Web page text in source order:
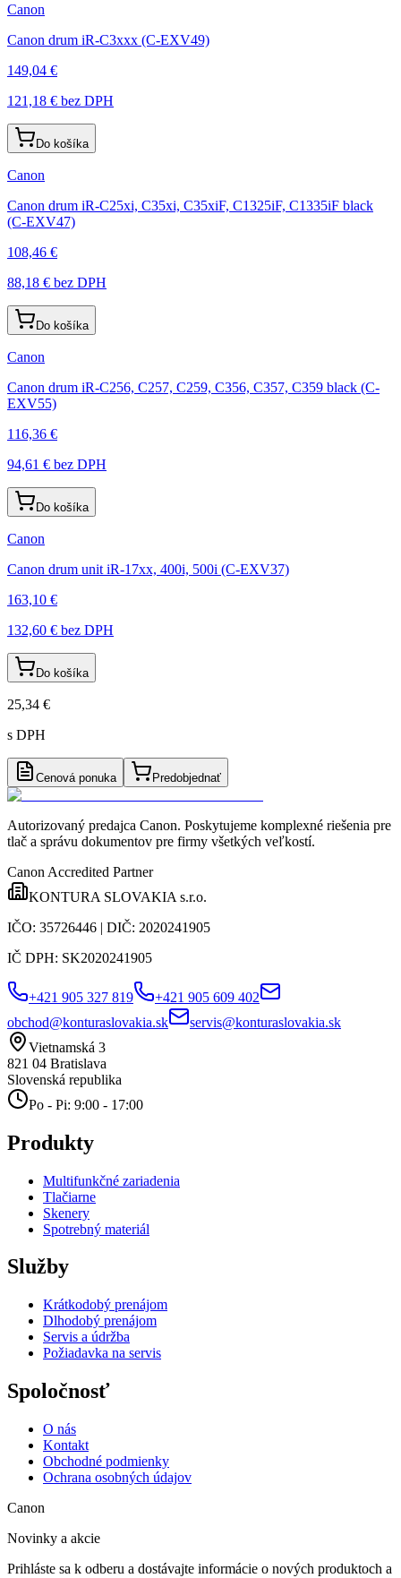
Canon
Canon drum iR-C3xxx (C-EXV49)
149,04 €
121,18 € bez DPH
Do košíka
Canon
Canon drum iR-C25xi, C35xi, C35xiF, C1325iF, C1335iF black
(C-EXV47)
108,46 €
88,18 € bez DPH
Do košíka
Canon
Canon drum iR-C256, C257, C259, C356, C357, C359 black (C-
EXV55)
116,36 €
94,61 € bez DPH
Do košíka
Canon
Canon drum unit iR-17xx, 400i, 500i (C-EXV37)
163,10 €
132,60 € bez DPH
Do košíka
25,34 €
s DPH
Cenová ponuka Predobjednať
Autorizovaný predajca Canon. Poskytujeme komplexné riešenia pre
tlač a správu dokumentov pre firmy všetkých veľkostí.
Canon Accredited Partner
KONTURA SLOVAKIA s.r.o.
IČO: 35726446 | DIČ: 2020241905
IČ DPH: SK2020241905
+421 905 327 819
+421 905 609 402
obchod@konturaslovakia.sk
servis@konturaslovakia.sk
Vietnamská 3
821 04 Bratislava
Slovenská republika
Po - Pi: 9:00 - 17:00
Produkty
Multifunkčné zariadenia
Tlačiarne
Skenery
Spotrebný materiál
Služby
Krátkodobý prenájom
Dlhodobý prenájom
Servis a údržba
Požiadavka na servis
Spoločnosť
O nás
Kontakt
Obchodné podmienky
Ochrana osobných údajov
Canon
Novinky a akcie
Prihláste sa k odberu a dostávajte informácie o nových produktoch a